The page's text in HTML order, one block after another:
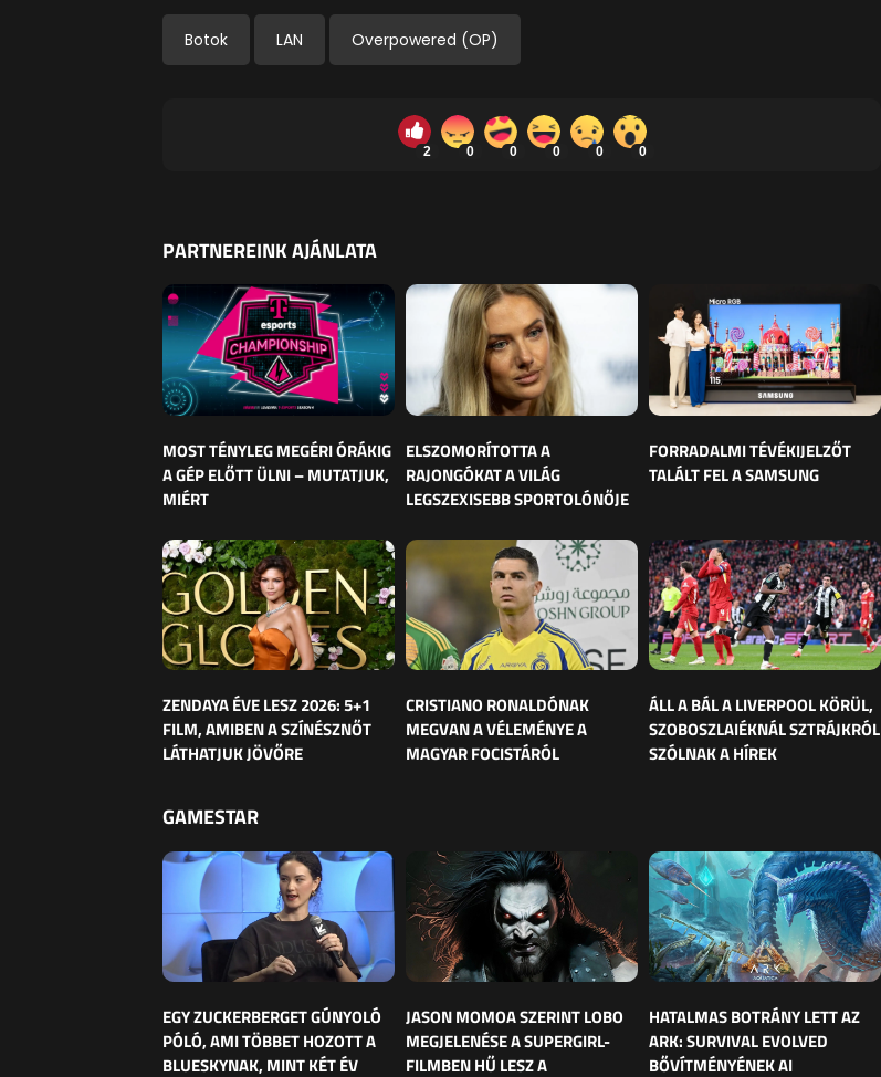
Botok LAN Overpowered (OP)
2 0 0 0 0 0
PARTNEREINK AJÁNLATA
MOST TÉNYLEG MEGÉRI ÓRÁKIG
A GÉP ELŐTT ÜLNI – MUTATJUK,
MIÉRT
ELSZOMORÍTOTTA A
RAJONGÓKAT A VILÁG
LEGSZEXISEBB SPORTOLÓNŐJE
FORRADALMI TÉVÉKIJELZŐT
TALÁLT FEL A SAMSUNG
ZENDAYA ÉVE LESZ 2026: 5+1
FILM, AMIBEN A SZÍNÉSZNŐT
LÁTHATJUK JÖVŐRE
CRISTIANO RONALDÓNAK
MEGVAN A VÉLEMÉNYE A
MAGYAR FOCISTÁRÓL
ÁLL A BÁL A LIVERPOOL KÖRÜL,
SZOBOSZLAIÉKNÁL SZTRÁJKRÓL
SZÓLNAK A HÍREK
GAMESTAR
EGY ZUCKERBERGET GÚNYOLÓ
PÓLÓ, AMI TÖBBET HOZOTT A
BLUESKYNAK, MINT KÉT ÉV
JASON MOMOA SZERINT LOBO
MEGJELENÉSE A SUPERGIRL-
FILMBEN HŰ LESZ A
HATALMAS BOTRÁNY LETT AZ
ARK: SURVIVAL EVOLVED
BŐVÍTMÉNYÉNEK AI